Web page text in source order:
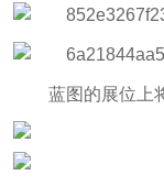
蓝图的展位上